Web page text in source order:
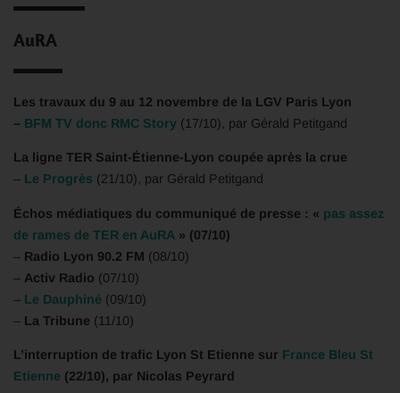
AuRA
Les travaux du 9 au 12 novembre de la LGV Paris Lyon
– BFM TV donc RMC Story (17/10), par Gérald Petitgand
La ligne TER Saint-Étienne-Lyon coupée après la crue
– Le Progrès (21/10), par Gérald Petitgand
Échos médiatiques du communiqué de presse : « pas assez
de rames de TER en AuRA » (07/10)
– Radio Lyon 90.2 FM (08/10)
– Activ Radio (07/10)
– Le Dauphiné (09/10)
– La Tribune (11/10)
L’interruption de trafic Lyon St Etienne sur France Bleu St
Etienne (22/10), par Nicolas Peyrard